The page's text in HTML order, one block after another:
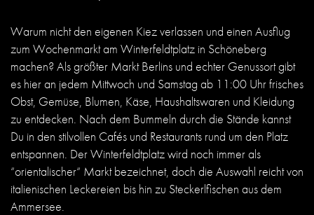
Warum nicht den eigenen Kiez verlassen und einen Ausflug
zum Wochenmarkt am Winterfeldtplatz in Schöneberg
machen? Als größter Markt Berlins und echter Genussort gibt
es hier an jedem Mittwoch und Samstag ab 11:00 Uhr frisches
Obst, Gemüse, Blumen, Käse, Haushaltswaren und Kleidung
zu entdecken. Nach dem Bummeln durch die Stände kannst
Du in den stilvollen Cafés und Restaurants rund um den Platz
entspannen. Der Winterfeldtplatz wird noch immer als
“orientalischer“ Markt bezeichnet, doch die Auswahl reicht von
italienischen Leckereien bis hin zu Steckerlfischen aus dem
Ammersee.